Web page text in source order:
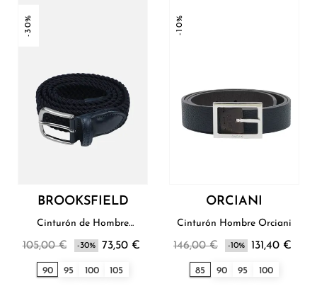
-30%
BROOKSFIELD
Cinturón de Hombre
105,00 € -30% 73,50 €
90 95 100 105
-10%
ORCIANI
Cinturón Hombre Orciani
146,00 € -10% 131,40 €
85 90 95 100